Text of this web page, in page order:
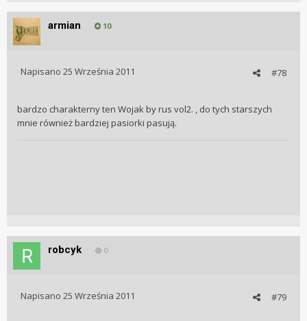
armian 10
#78
Napisano 25 Września 2011
bardzo charakterny ten Wojak by rus vol2. , do tych starszych
mnie również bardziej pasiorki pasują.
robcyk 0
#79
Napisano 25 Września 2011